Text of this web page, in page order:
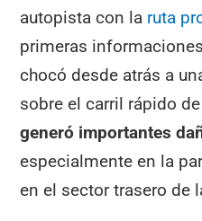
autopista con la ruta
primeras
chocó desde atrás a
sobre el carril rápido
generó importantes
especialmente en la
en el sector trasero de